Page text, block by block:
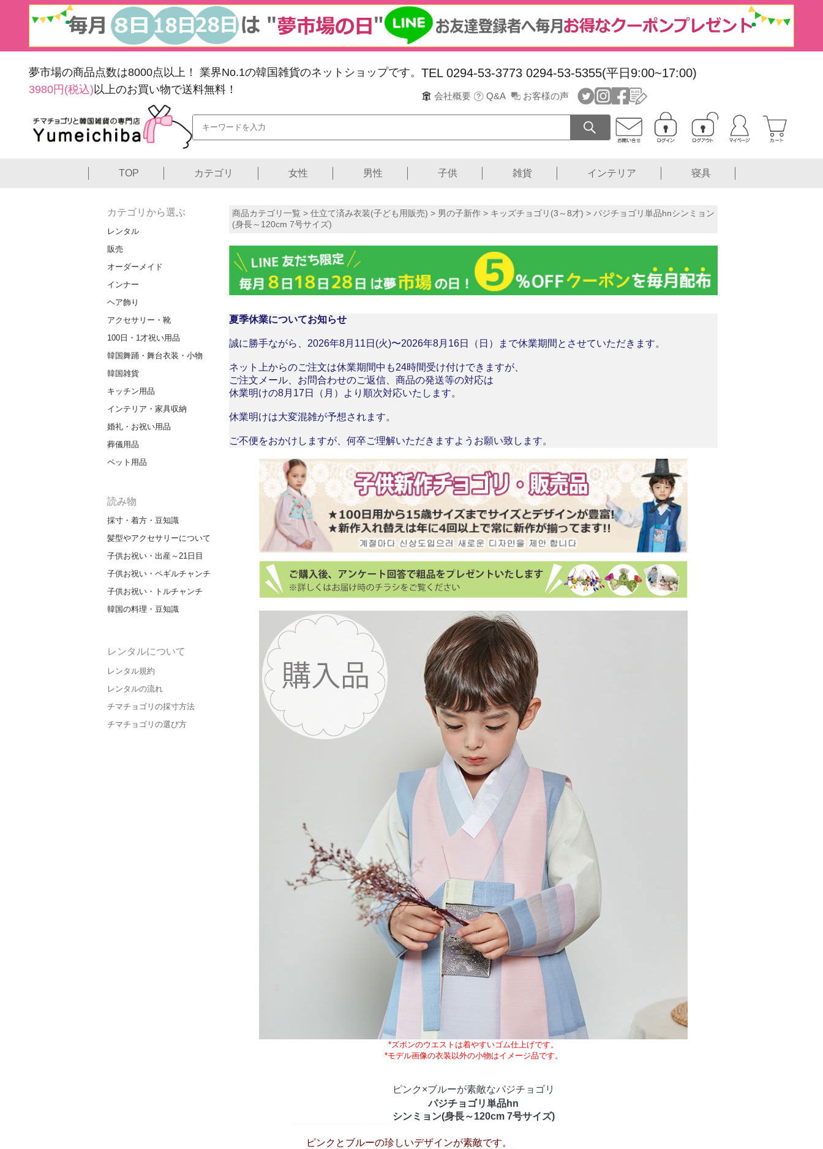
夢市場の商品点数は8000点以上！
業界No.1の韓国雑貨のネットショップです。
3980円(税込)以上のお買い物で送料無料！
TEL 0294-53-3773 0294-53-5355(平日9:00~17:00)
会社概要 Q&A お客様の声
TOP カテゴリ 女性 男性 子供 雑貨 インテリア 寝具
カテゴリから選ぶ
レンタル
販売
オーダーメイド
インナー
ヘア飾り
アクセサリー・靴
100日・1才祝い用品
韓国舞踊・舞台衣装・小物
韓国雑貨
キッチン用品
インテリア・家具収納
婚礼・お祝い用品
葬儀用品
ペット用品
読み物
採寸・着方・豆知識
髪型やアクセサリーについて
子供お祝い・出産～21日目
子供お祝い・ペギルチャンチ
子供お祝い・トルチャンチ
韓国の料理・豆知識
レンタルについて
レンタル規約
レンタルの流れ
チマチョゴリの採寸方法
チマチョゴリの選び方
商品カテゴリ一覧 > 仕立て済み衣装(子ども用販売) > 男の子新作 > キッズチョゴリ(3～8才) > パジチョゴリ単品hnシンミョン
(身長～120cm 7号サイズ)
夏季休業についてお知らせ
誠に勝手ながら、2026年8月11日(火)〜2026年8月16日（日）まで休業期間とさせていただきます。
ネット上からのご注文は休業期間中も24時間受け付けできますが、
ご注文メール、お問合わせのご返信、商品の発送等の対応は
休業明けの8月17日（月）より順次対応いたします。
休業明けは大変混雑が予想されます。
ご不便をおかけしますが、何卒ご理解いただきますようお願い致します。
*ズボンのウエストは着やすいゴム仕上げです。
*モデル画像の衣装以外の小物はイメージ品です。
ピンク×ブルーが素敵なパジチョゴリ
パジチョゴリ単品hn
シンミョン(身長～120cm 7号サイズ)
ピンクとブルーの珍しいデザインが素敵です。